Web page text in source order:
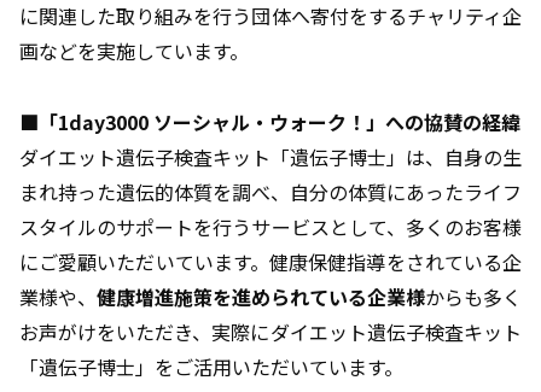
に関連した取り組みを行う団体へ寄付をするチャリティ企
画などを実施しています。
■「1day3000 ソーシャル・ウォーク！」への協賛の経緯
ダイエット遺伝子検査キット「遺伝子博士」は、自身の生
まれ持った遺伝的体質を調べ、自分の体質にあったライフ
スタイルのサポートを行うサービスとして、多くのお客様
にご愛顧いただいています。健康保健指導をされている企
業様や、 健康増進施策を進められている企業様からも多く
お声がけをいただき、実際にダイエット遺伝子検査キット
「遺伝子博士」をご活用いただいています。